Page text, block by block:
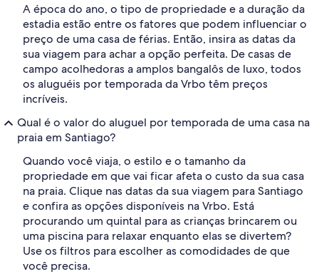
A época do ano, o tipo de propriedade e a duração da
estadia estão entre os fatores que podem influenciar o
preço de uma casa de férias. Então, insira as datas da
sua viagem para achar a opção perfeita. De casas de
campo acolhedoras a amplos bangalôs de luxo, todos
os aluguéis por temporada da Vrbo têm preços
incríveis.
Qual é o valor do aluguel por temporada de uma casa na
praia em Santiago?
Quando você viaja, o estilo e o tamanho da
propriedade em que vai ficar afeta o custo da sua casa
na praia. Clique nas datas da sua viagem para Santiago
e confira as opções disponíveis na Vrbo. Está
procurando um quintal para as crianças brincarem ou
uma piscina para relaxar enquanto elas se divertem?
Use os filtros para escolher as comodidades de que
você precisa.